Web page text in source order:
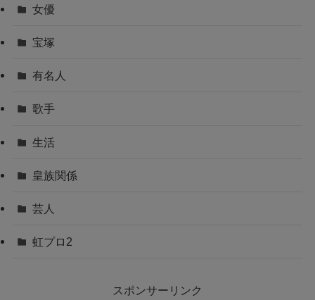
女優
宝塚
有名人
歌手
生活
皇族関係
芸人
虹プロ2
スポンサーリンク